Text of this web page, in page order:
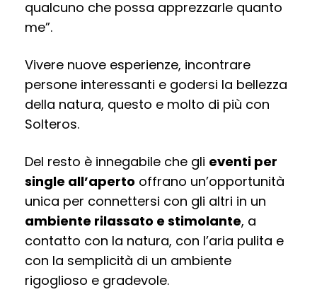
qualcuno che possa apprezzarle quanto
me”.
Vivere nuove esperienze, incontrare
persone interessanti e godersi la bellezza
della natura, questo e molto di più con
Solteros.
Del resto è innegabile che gli eventi per
single all’aperto offrano un’opportunità
unica per connettersi con gli altri in un
ambiente rilassato e stimolante, a
contatto con la natura, con l’aria pulita e
con la semplicità di un ambiente
rigoglioso e gradevole.